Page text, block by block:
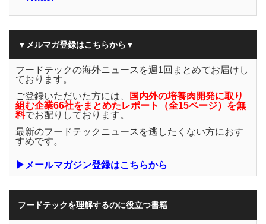
▼メルマガ登録はこちらから▼
フードテックの海外ニュースを週1回まとめてお届けし
ております。
ご登録いただいた方には、
国内外の培養肉開発に取り
組む企業66社をまとめたレポート（全15ページ）を無
料でお配りしております。
最新のフードテックニュースを逃したくない方におす
すめです。
▶メールマガジン登録はこちらから
フードテックを理解するのに役立つ書籍